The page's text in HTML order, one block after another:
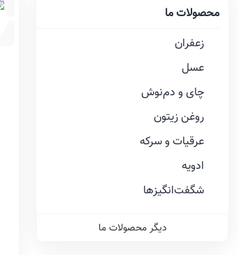
روغن زیتون
عرقیات و سرکه‌
ادویه
شگفت‌انگیزها
محصولات ما
زعفران
عسل
چای و دم‌نوش‌
روغن زیتون
عرقیات و سرکه‌
ادویه
شگفت‌انگیزها
دیگر محصولات ما